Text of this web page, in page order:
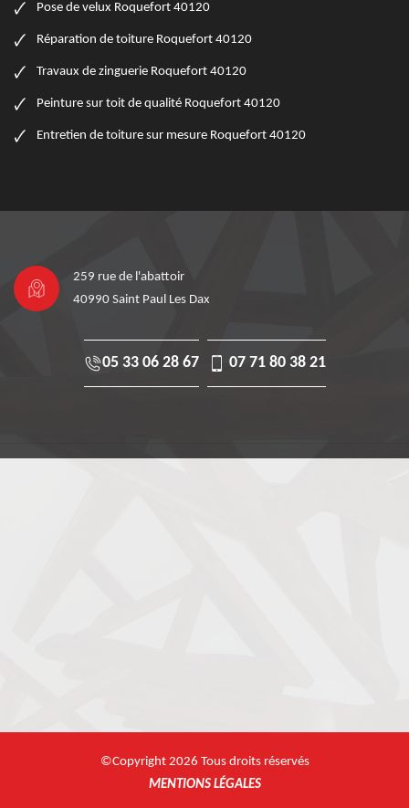
Pose de velux Roquefort 40120
Réparation de toiture Roquefort 40120
Travaux de zinguerie Roquefort 40120
Peinture sur toit de qualité Roquefort 40120
Entretien de toiture sur mesure Roquefort 40120
259 rue de l'abattoir
40990 Saint Paul Les Dax
05 33 06 28 67 07 71 80 38 21
©Copyright 2026 Tous droits réservés
MENTIONS LÉGALES